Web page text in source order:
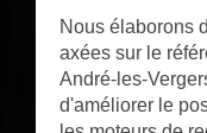
Nous élaborons
axées sur le
André-les-
d'améliorer le